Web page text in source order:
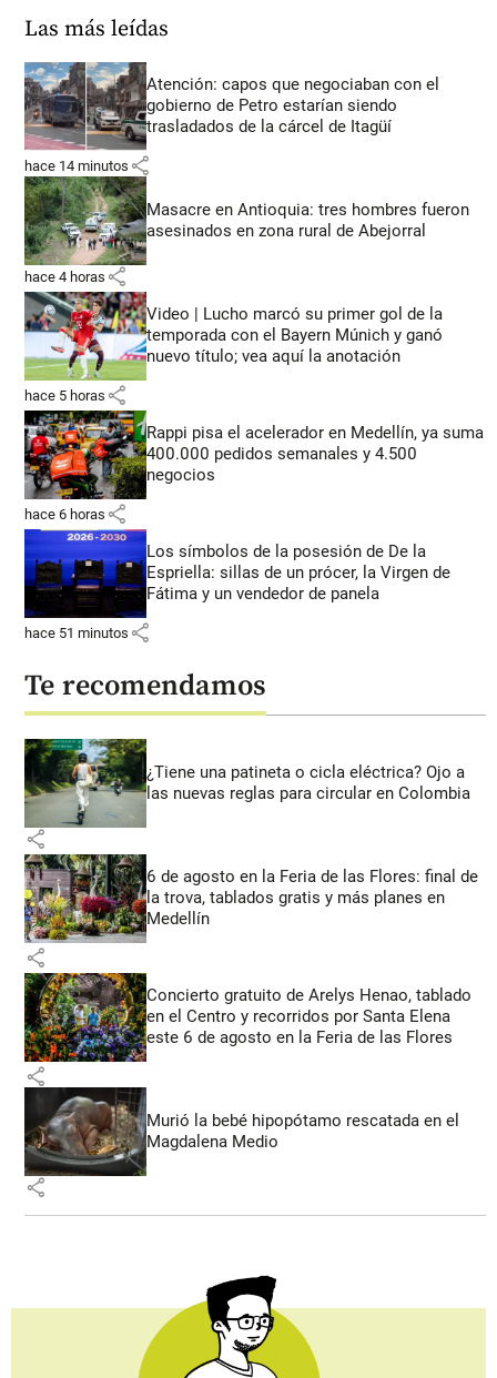
Las más leídas
Atención: capos que negociaban con el
gobierno de Petro estarían siendo
trasladados de la cárcel de Itagüí
hace 14 minutos share
Masacre en Antioquia: tres hombres fueron
asesinados en zona rural de Abejorral
hace 4 horas share
Video | Lucho marcó su primer gol de la
temporada con el Bayern Múnich y ganó
nuevo título; vea aquí la anotación
hace 5 horas share
Rappi pisa el acelerador en Medellín, ya suma
400.000 pedidos semanales y 4.500
negocios
hace 6 horas share
Los símbolos de la posesión de De la
Espriella: sillas de un prócer, la Virgen de
Fátima y un vendedor de panela
hace 51 minutos share
Te recomendamos
¿Tiene una patineta o cicla eléctrica? Ojo a
las nuevas reglas para circular en Colombia
share
6 de agosto en la Feria de las Flores: final de
la trova, tablados gratis y más planes en
Medellín
share
Concierto gratuito de Arelys Henao, tablado
en el Centro y recorridos por Santa Elena
este 6 de agosto en la Feria de las Flores
share
Murió la bebé hipopótamo rescatada en el
Magdalena Medio
share